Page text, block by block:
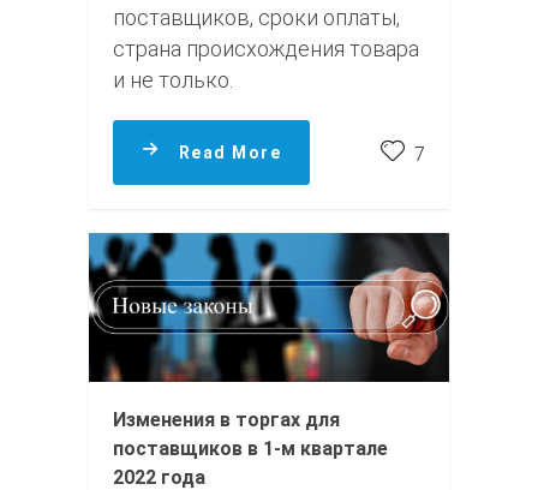
поставщиков, сроки оплаты,
страна происхождения товара
и не только.
Read More 7
Изменения в торгах для
поставщиков в 1-м квартале
2022 года